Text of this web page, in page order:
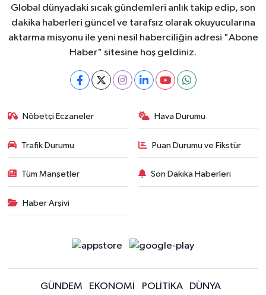
Global dünyadaki sıcak gündemleri anlık takip edip, son
dakika haberleri güncel ve tarafsız olarak okuyucularına
aktarma misyonu ile yeni nesil haberciliğin adresi "Abone
Haber" sitesine hoş geldiniz.
Nöbetçi Eczaneler Hava Durumu
Trafik Durumu Puan Durumu ve Fikstür
Tüm Manşetler Son Dakika Haberleri
Haber Arşivi
GÜNDEM EKONOMİ POLİTİKA DÜNYA